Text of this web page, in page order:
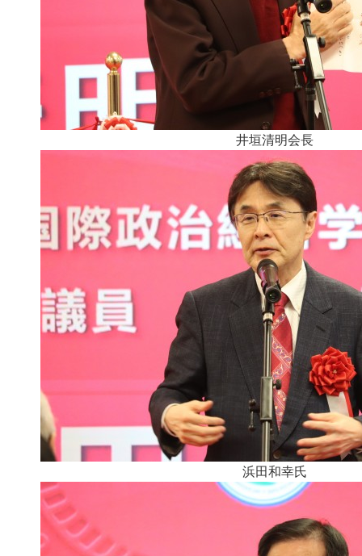
井垣清明会長
浜田和幸氏